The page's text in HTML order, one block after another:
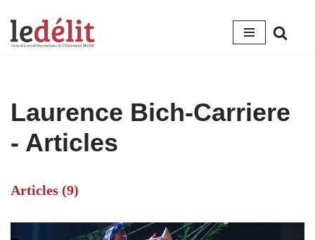
Aller
Laurence Bich-Carriere
- Articles
Articles (9)